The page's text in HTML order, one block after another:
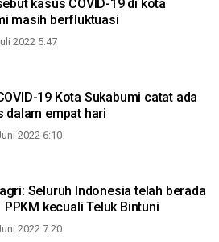
kasus COVID-19 di kota
masih berfluktuasi
2022 5:47
19 Kota Sukabumi catat ada
dalam empat hari
2022 6:10
Seluruh Indonesia telah berada
PPKM kecuali Teluk Bintuni
2022 7:20